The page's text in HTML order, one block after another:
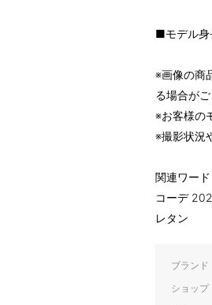
■モデル身
※画像の商
る場合がご
※お客様の
※撮影状況
関連ワー
コーデ
レタン
ブランド
ショップ